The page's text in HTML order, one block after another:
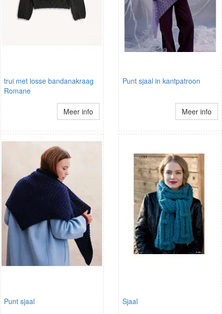
trui met losse bandanakraag
Romane
Meer info
Punt sjaal in kantpatroon
Meer info
Punt sjaal Sjaal